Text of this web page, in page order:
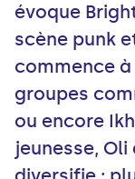
évoque
scène punk
commence
groupes
ou encore
jeunesse,